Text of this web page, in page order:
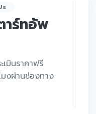
าร์ทอัพ
เมินราคาฟรี
งผ่านช่องทาง